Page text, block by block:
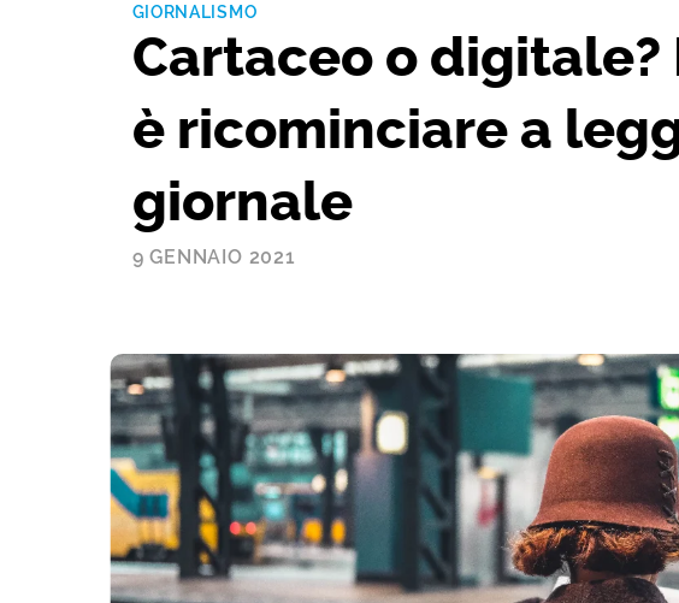
GIORNALISMO
Cartaceo o digitale?
è ricominciare a
giornale
9 GENNAIO 2021